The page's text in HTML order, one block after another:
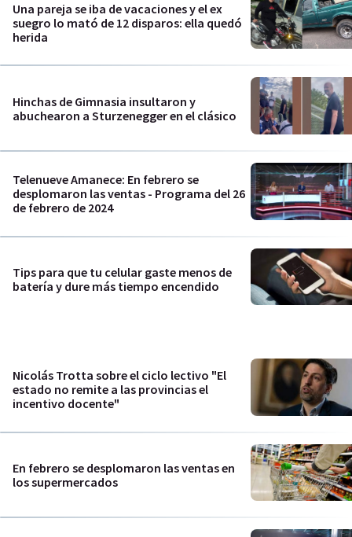
Una pareja se iba de vacaciones y el ex
suegro lo mató de 12 disparos: ella quedó
herida
Hinchas de Gimnasia insultaron y
abuchearon a Sturzenegger en el clásico
Telenueve Amanece: En febrero se
desplomaron las ventas - Programa del 26
de febrero de 2024
Tips para que tu celular gaste menos de
batería y dure más tiempo encendido
Nicolás Trotta sobre el ciclo lectivo "El
estado no remite a las provincias el
incentivo docente"
En febrero se desplomaron las ventas en
los supermercados